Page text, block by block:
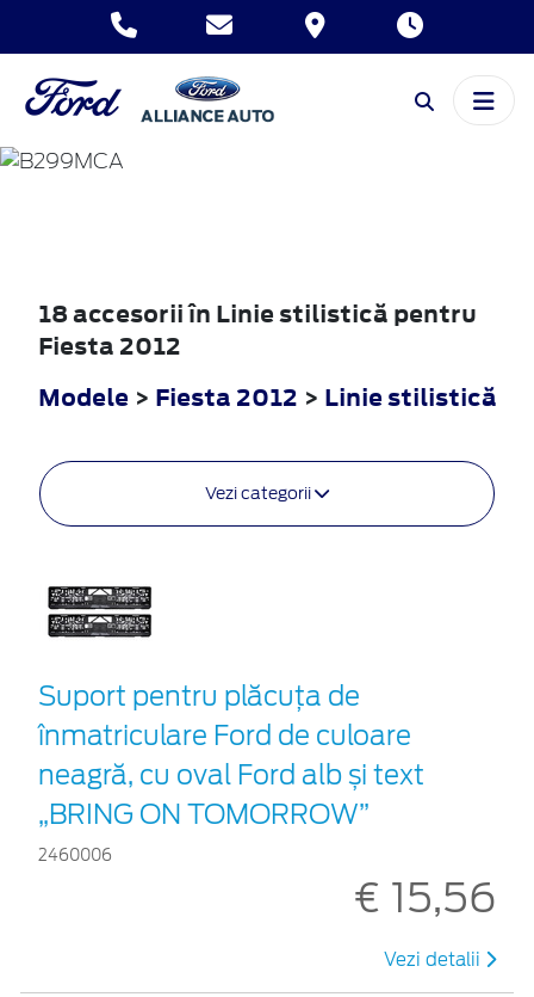
FIESTA
18 accesorii în Linie stilistică pentru
Fiesta 2012
Modele > Fiesta 2012 > Linie stilistică
Vezi categorii
Suport pentru plăcuța de
înmatriculare Ford de culoare
neagră, cu oval Ford alb și text
„BRING ON TOMORROW”
2460006
€ 15,56
Vezi detalii